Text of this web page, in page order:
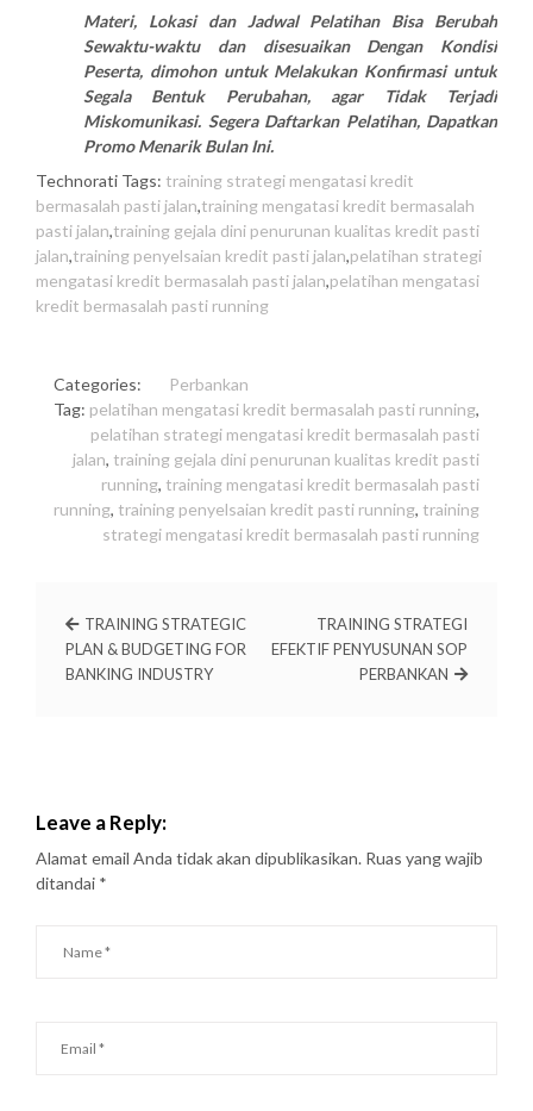
Materi, Lokasi dan Jadwal Pelatihan Bisa Berubah
Sewaktu-waktu dan disesuaikan Dengan Kondisi
Peserta, dimohon untuk Melakukan Konfirmasi untuk
Segala Bentuk Perubahan, agar Tidak Terjadi
Miskomunikasi. Segera Daftarkan Pelatihan, Dapatkan
Promo Menarik Bulan Ini.
Technorati Tags: training strategi mengatasi kredit
bermasalah pasti jalan,training mengatasi kredit bermasalah
pasti jalan,training gejala dini penurunan kualitas kredit pasti
jalan,training penyelsaian kredit pasti jalan,pelatihan strategi
mengatasi kredit bermasalah pasti jalan,pelatihan mengatasi
kredit bermasalah pasti running
Categories:
Perbankan
Tag: pelatihan mengatasi kredit bermasalah pasti running,
pelatihan strategi mengatasi kredit bermasalah pasti
jalan, training gejala dini penurunan kualitas kredit pasti
running, training mengatasi kredit bermasalah pasti
running, training penyelsaian kredit pasti running, training
strategi mengatasi kredit bermasalah pasti running
TRAINING STRATEGIC
PLAN & BUDGETING FOR
BANKING INDUSTRY
TRAINING STRATEGI
EFEKTIF PENYUSUNAN SOP
PERBANKAN
Leave a Reply:
Alamat email Anda tidak akan dipublikasikan. Ruas yang wajib
ditandai *